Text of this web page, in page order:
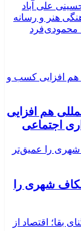
علی آباد
هنر و رسانه
محمودی‌فرد
هم افزایی
اجتماعی
شهری را